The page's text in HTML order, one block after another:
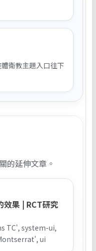
衛教主題入口往下
的延伸文章。
效果 | RCT研究
TC', system-ui,
ui